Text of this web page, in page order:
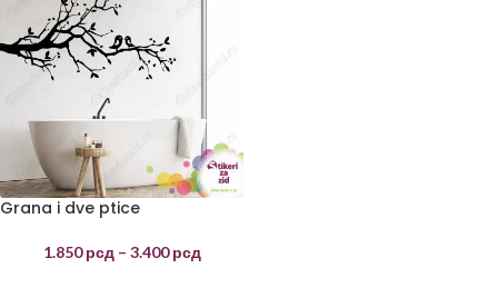
Grana i dve ptice
1.850рсд – 3.400рсд